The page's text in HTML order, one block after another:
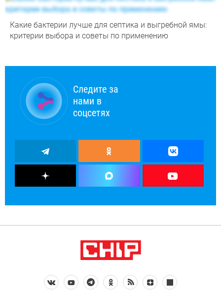
Какие бактерии лучше для септика и выгребной ямы:
критерии выбора и советы по применению
Следите за
нами в
соцсетях